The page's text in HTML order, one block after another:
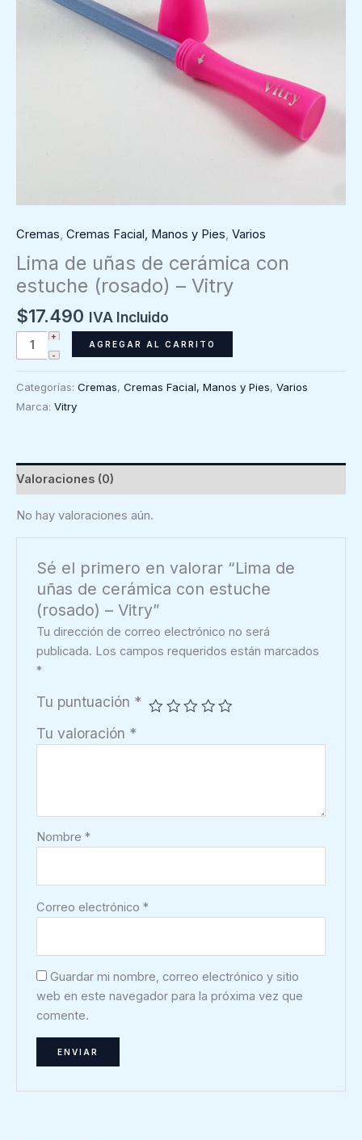
Cremas, Cremas Facial, Manos y Pies, Varios
Lima de uñas de cerámica con
estuche (rosado) – Vitry
$17.490 IVA Incluido
Lima
de
(rosado)
-
Vitry
cantidad
AGREGAR AL CARRITO
Categorías: Cremas, Cremas Facial, Manos y Pies, Varios
Marca: Vitry
Valoraciones (0)
No hay valoraciones aún.
Sé el primero en valorar “Lima de
uñas de cerámica con estuche
(rosado) – Vitry”
Tu dirección de correo electrónico no será
publicada. Los campos requeridos están marcados
*
Tu puntuación *
Tu valoración *
Nombre*
Correo electrónico*
Guardar mi nombre, correo electrónico y sitio
web en este navegador para la próxima vez que
comente.